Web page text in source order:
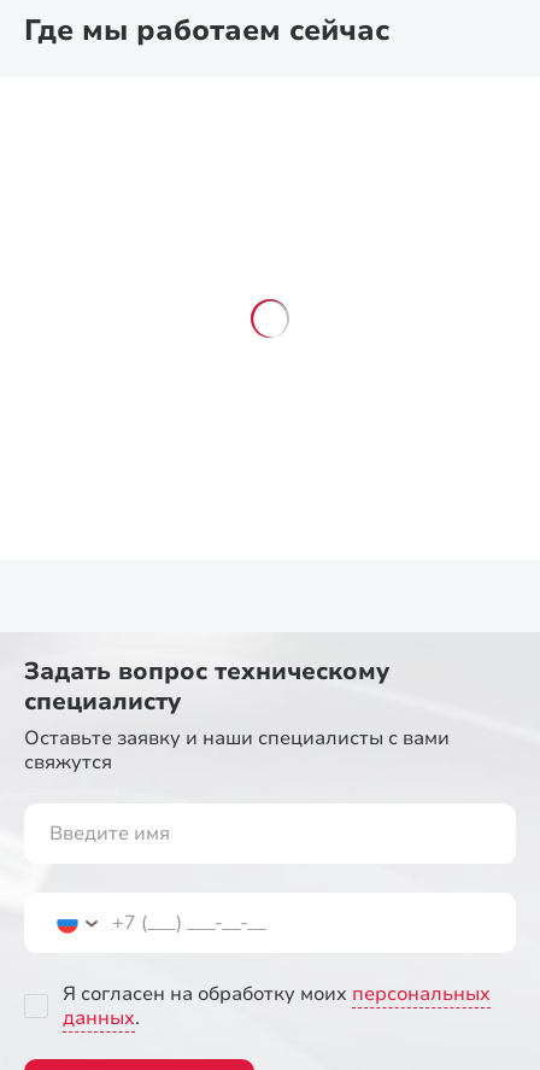
Где мы работаем сейчас
Задать вопрос техническому
специалисту
Оставьте заявку и наши специалисты с вами
свяжутся
Я согласен на обработку моих персональных
данных.